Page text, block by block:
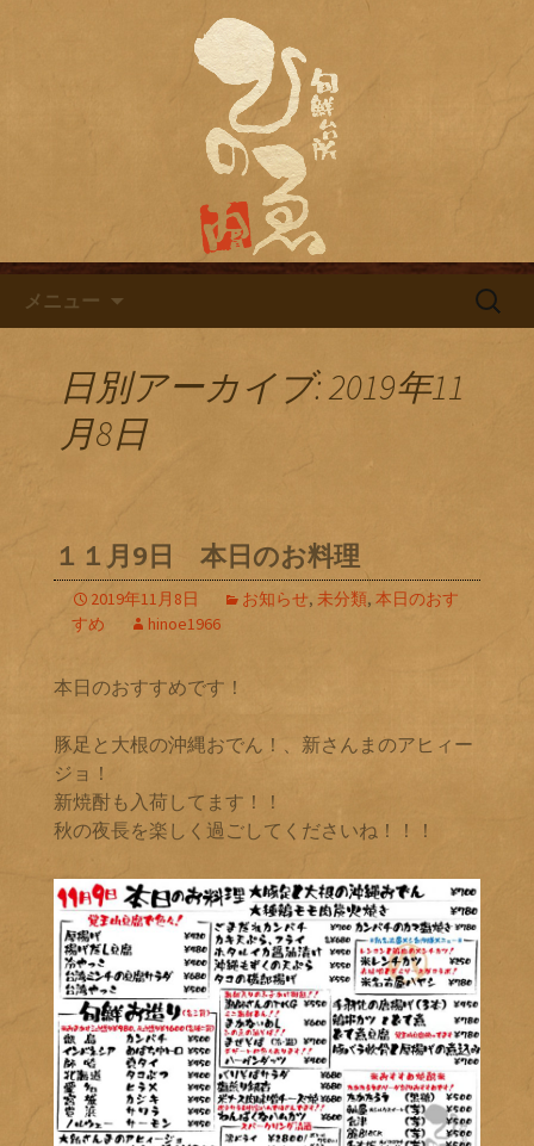
名古屋市栄にある居酒屋「旬鮮
台所ひのゑ」のブログ
名古屋市栄にある居酒屋「旬鮮台所ひ
のゑ（ひのえ）」。豊富な焼酎と海鮮
料理を中心とした、お酒に合う肴を楽
しめるお店です。季節で変わるおすす
めメニューや日替わりランチの新着情
報を随時更新中。
メニュー
検
日別アーカイブ: 2019年11
月8日
１１月9日 本日のお料理
2019年11月8日 お知らせ, 未分類, 本日のおす
すめ
hinoe1966
本日のおすすめです！
豚足と大根の沖縄おでん！、新さんまのアヒィー
ジョ！
新焼酎も入荷してます！！
秋の夜長を楽しく過ごしてくださいね！！！